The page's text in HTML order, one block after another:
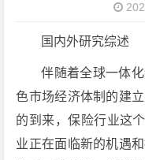
国内外研究综述
伴随着全球一体
色市场经济体制的建
的到来，保险行业这
业正在面临新的机遇